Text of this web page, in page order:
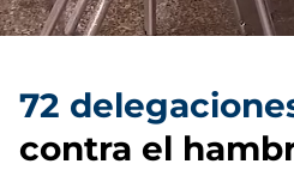
72
contra el